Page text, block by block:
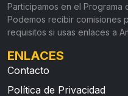
Participamos en el Programa
Podemos recibir comisiones
requisitos si usas enlaces a
ENLACES
Contacto
Política de Privacidad